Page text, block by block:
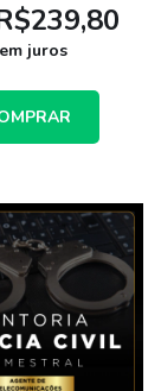
juros